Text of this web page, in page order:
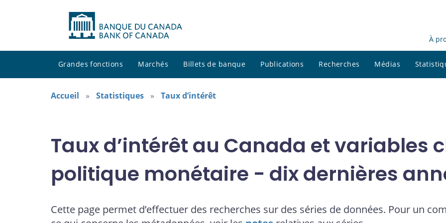
À
Grandes fonctions Marchés Billets de banque Publications Recherches Médias
Accueil Statistiques Taux d’intérêt
Taux d’intérêt au Canada et variables
politique monétaire - dix dernières
Cette page permet d’effectuer des recherches sur des séries de données. Pour un